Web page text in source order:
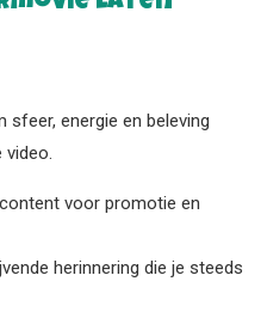
energie en beleving
video.
voor promotie en
herinnering die je steeds